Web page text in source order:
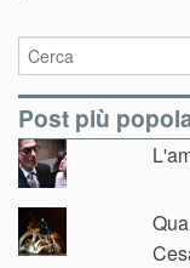
Post più